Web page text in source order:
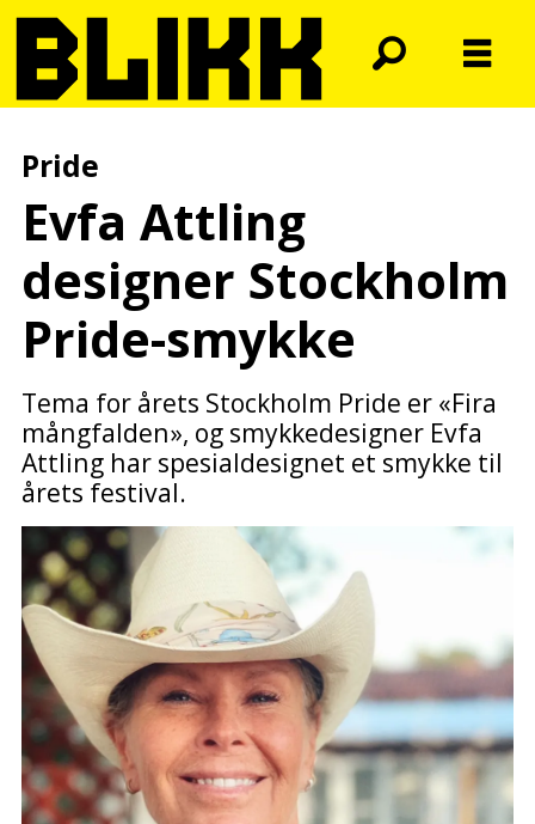
Pride
Evfa Attling
designer Stockholm
Pride-smykke
Tema for årets Stockholm Pride er «Fira
mångfalden», og smykkedesigner Evfa
Attling har spesialdesignet et smykke til
årets festival.